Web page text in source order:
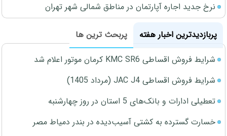
نرخ جدید اجاره آپارتمان در مناطق شمالی شهر تهران
پربازدیدترین اخبار هفته
پربحث ترین ها
شرایط فروش اقساطی KMC SR6 کرمان موتور اعلام شد
شرایط فروش اقساطی JAC J4 (مرداد 1405)
تعطیلی ادارات و بانک‌های 5 استان در روز چهارشنبه
خسارت گسترده به کشتی آسیب‌دیده در بندر دمیاط مصر